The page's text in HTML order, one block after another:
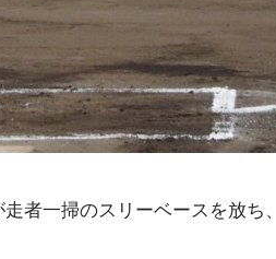
者一掃のスリーベースを放ち、